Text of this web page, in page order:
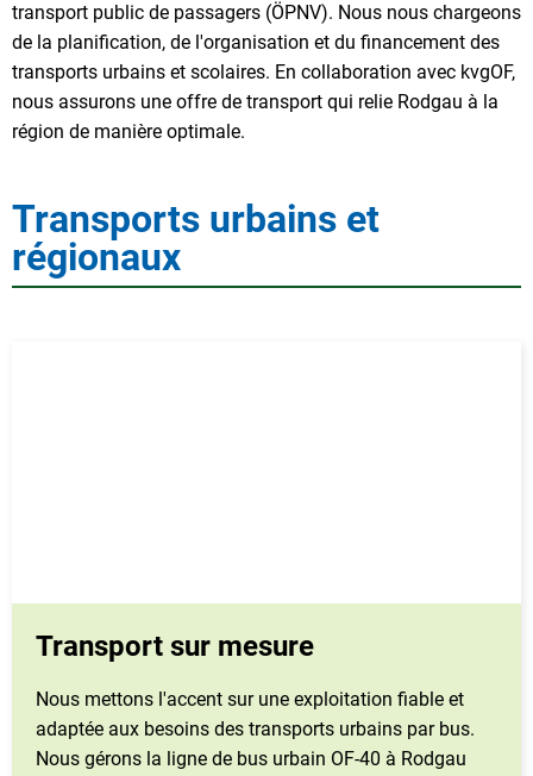
publics
transport public de passagers (ÖPNV). Nous nous chargeons
de la planification, de l'organisation et du financement des
transports urbains et scolaires. En collaboration avec kvgOF,
nous assurons une offre de transport qui relie Rodgau à la
région de manière optimale.
Transports urbains et
régionaux
Transport sur mesure
Nous mettons l'accent sur une exploitation fiable et
adaptée aux besoins des transports urbains par bus.
Nous gérons la ligne de bus urbain OF-40 à Rodgau